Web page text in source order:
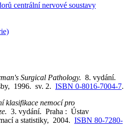
centrální nervové soustavy
Surgical Pathology. 8. vydání.
1996. sv. 2. ISBN 0-8016-7004-7.
klasifikace nemocí pro
3. vydání. Praha : Ústav
a statistiky, 2004. ISBN 80-7280-